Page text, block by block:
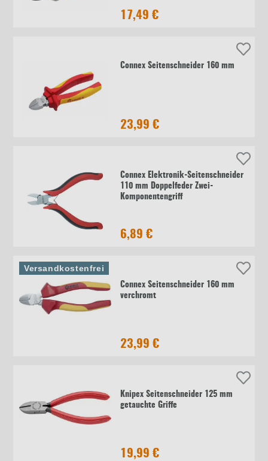
17,49 €
Connex Seitenschneider 160 mm
23,99 €
Connex Elektronik-Seitenschneider
110 mm Doppelfeder Zwei-
Komponentengriff
6,89 €
Connex Seitenschneider 160 mm
verchromt
23,99 €
Versandkostenfrei
Knipex Seitenschneider 125 mm
getauchte Griffe
19,99 €